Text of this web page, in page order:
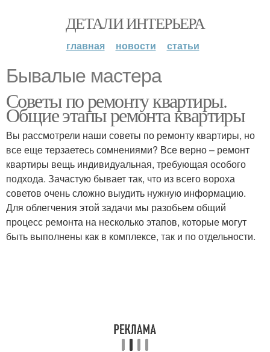
ДЕТАЛИ ИНТЕРЬЕРА
главная новости статьи
Бывалые мастера
Советы по ремонту квартиры.
Общие этапы ремонта квартиры
Вы рассмотрели наши советы по ремонту квартиры, но
все еще терзаетесь сомнениями? Все верно – ремонт
квартиры вещь индивидуальная, требующая особого
подхода. Зачастую бывает так, что из всего вороха
советов очень сложно выудить нужную информацию.
Для облегчения этой задачи мы разобьем общий
процесс ремонта на несколько этапов, которые могут
быть выполнены как в комплексе, так и по отдельности.